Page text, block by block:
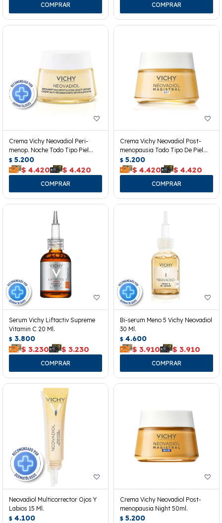
Crema Vichy Neovadiol Peri-
menop. Noche Todo Tipo Piel
50ml
$ 5.200
$ 4.420 $ 4.420
Crema Vichy Neovadiol Post-
menopausia Todo Tipo De Piel
50ml
$ 5.200
$ 4.420 $ 4.420
Serum Vichy Liftactiv Supreme
Vitamin C 20 Ml.
$ 3.800
$ 3.230 $ 3.230
Bi-serum Meno 5 Vichy Neovadiol
30 Ml.
$ 4.600
$ 3.910 $ 3.910
Neovadiol Multicorrector Ojos Y
Labios 15 Ml.
$ 4.100
Crema Vichy Neovadiol Post-
menopausia Night 50ml.
$ 5.200